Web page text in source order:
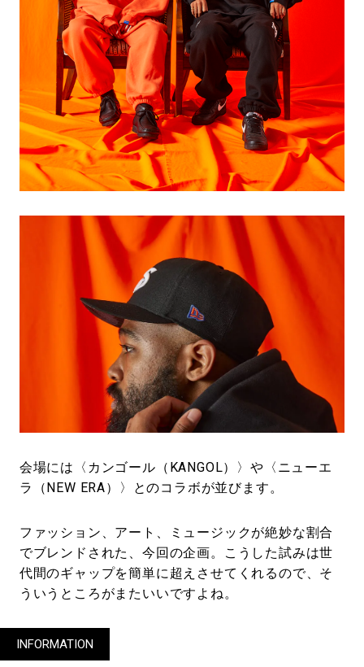
会場には〈カンゴール（KANGOL）〉や〈ニューエ
ラ（NEW ERA）〉とのコラボが並びます。
ファッション、アート、ミュージックが絶妙な割合
でブレンドされた、今回の企画。こうした試みは世
代間のギャップを簡単に超えさせてくれるので、そ
ういうところがまたいいですよね。
INFORMATION